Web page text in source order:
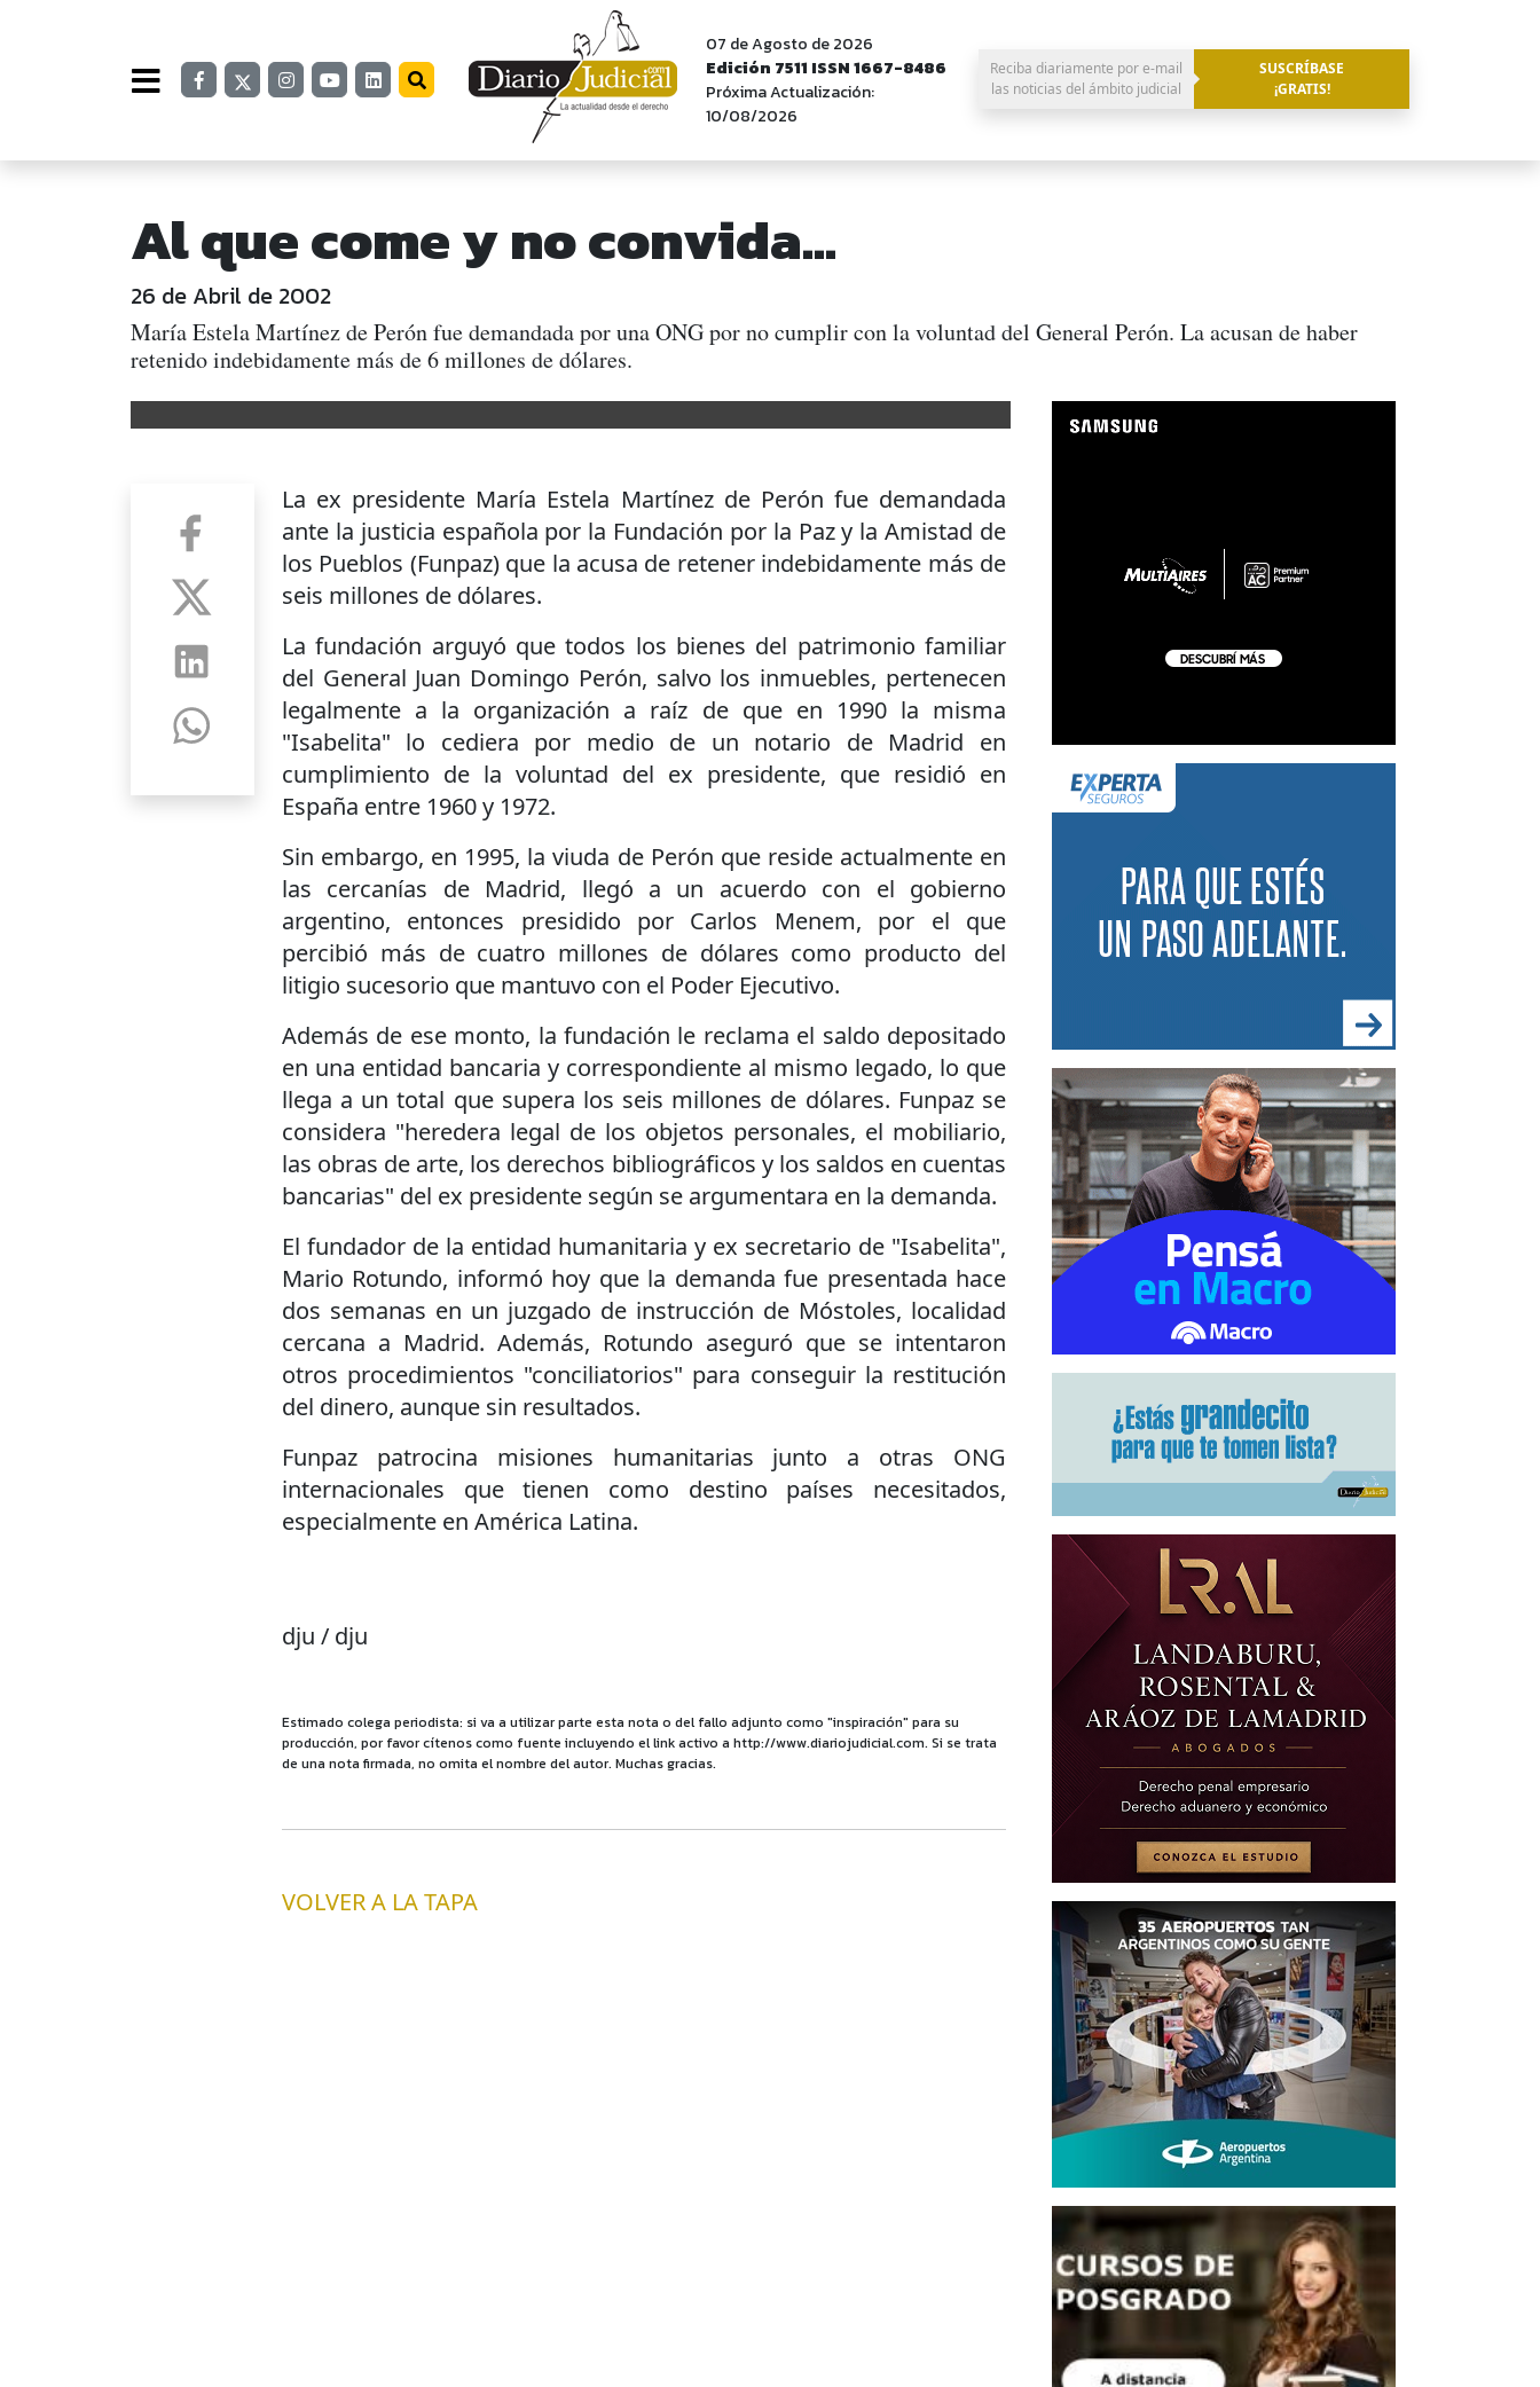
07 de Agosto de 2026
Edición 7511 ISSN 1667-8486
Próxima Actualización:
10/08/2026
Reciba diariamente por e-mail
las noticias del ámbito judicial
SUSCRÍBASE
¡GRATIS!
Al que come y no convida...
26 de Abril de 2002
María Estela Martínez de Perón fue demandada por una ONG por no cumplir con la voluntad del General Perón. La acusan de haber
retenido indebidamente más de 6 millones de dólares.
La ex presidente María Estela Martínez de Perón fue demandada
ante la justicia española por la Fundación por la Paz y la Amistad de
los Pueblos (Funpaz) que la acusa de retener indebidamente más de
seis millones de dólares.
La fundación arguyó que todos los bienes del patrimonio familiar
del General Juan Domingo Perón, salvo los inmuebles, pertenecen
legalmente a la organización a raíz de que en 1990 la misma
"Isabelita" lo cediera por medio de un notario de Madrid en
cumplimiento de la voluntad del ex presidente, que residió en
España entre 1960 y 1972.
Sin embargo, en 1995, la viuda de Perón que reside actualmente en
las cercanías de Madrid, llegó a un acuerdo con el gobierno
argentino, entonces presidido por Carlos Menem, por el que
percibió más de cuatro millones de dólares como producto del
litigio sucesorio que mantuvo con el Poder Ejecutivo.
Además de ese monto, la fundación le reclama el saldo depositado
en una entidad bancaria y correspondiente al mismo legado, lo que
llega a un total que supera los seis millones de dólares. Funpaz se
considera "heredera legal de los objetos personales, el mobiliario,
las obras de arte, los derechos bibliográficos y los saldos en cuentas
bancarias" del ex presidente según se argumentara en la demanda.
El fundador de la entidad humanitaria y ex secretario de "Isabelita",
Mario Rotundo, informó hoy que la demanda fue presentada hace
dos semanas en un juzgado de instrucción de Móstoles, localidad
cercana a Madrid. Además, Rotundo aseguró que se intentaron
otros procedimientos "conciliatorios" para conseguir la restitución
del dinero, aunque sin resultados.
Funpaz patrocina misiones humanitarias junto a otras ONG
internacionales que tienen como destino países necesitados,
especialmente en América Latina.
dju / dju
Estimado colega periodista: si va a utilizar parte esta nota o del fallo adjunto como "inspiración" para su
producción, por favor cítenos como fuente incluyendo el link activo a http://www.diariojudicial.com. Si se trata
de una nota firmada, no omita el nombre del autor. Muchas gracias.
VOLVER A LA TAPA